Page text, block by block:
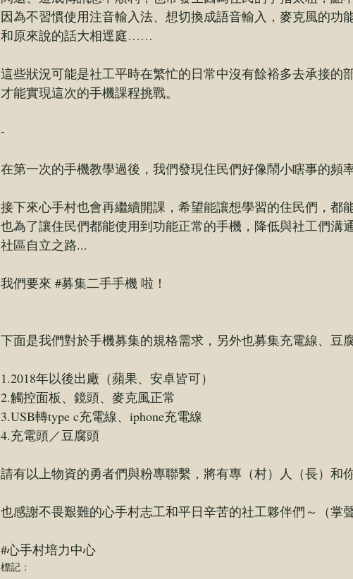
因為不習慣使用注音輸入法、想切換成語音輸入，麥克風的功
和原來說的話大相逕庭……
這些狀況可能是社工平時在繁忙的日常中沒有餘裕多去承接的
才能實現這次的手機課程挑戰。
-
在第一次的手機教學過後，我們發現住民們好像鬧小瞎事的頻
接下來心手村也會再繼續開課，希望能讓想學習的住民們，都
也為了讓住民們都能使用到功能正常的手機，降低與社工們溝
社區自立之路...
我們要來 #募集二手手機 啦！
下面是我們對於手機募集的規格需求，另外也募集充電線、豆
1.2018年以後出廠（蘋果、安卓皆可）
2.觸控面板、鏡頭、麥克風正常
3.USB轉type c充電線、iphone充電線
4.充電頭／豆腐頭
請有以上物資的勇者們與粉專聯繫，將有專（村）人（長）和
也感謝不畏艱難的心手村志工和平日辛苦的社工夥伴們～（掌聲
#心手村培力中心
標記：